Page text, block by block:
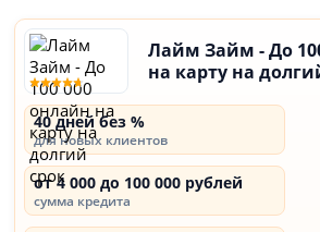
Лайм Займ - До
на карту на
40 дней без %
для новых клиентов
от 4 000 до 100 000 рублей
сумма кредита